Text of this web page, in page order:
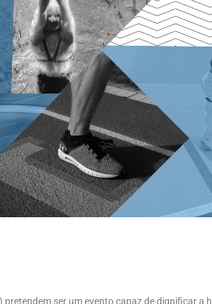
ser um evento capaz de dignificar